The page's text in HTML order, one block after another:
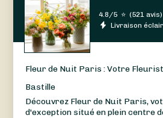
4.8/5 ⭐ (521 avis)
Livraison
Fleur de Nuit Paris : Votre
Bastille
Découvrez Fleur de Nuit Paris,
d'exception situé en plein centre